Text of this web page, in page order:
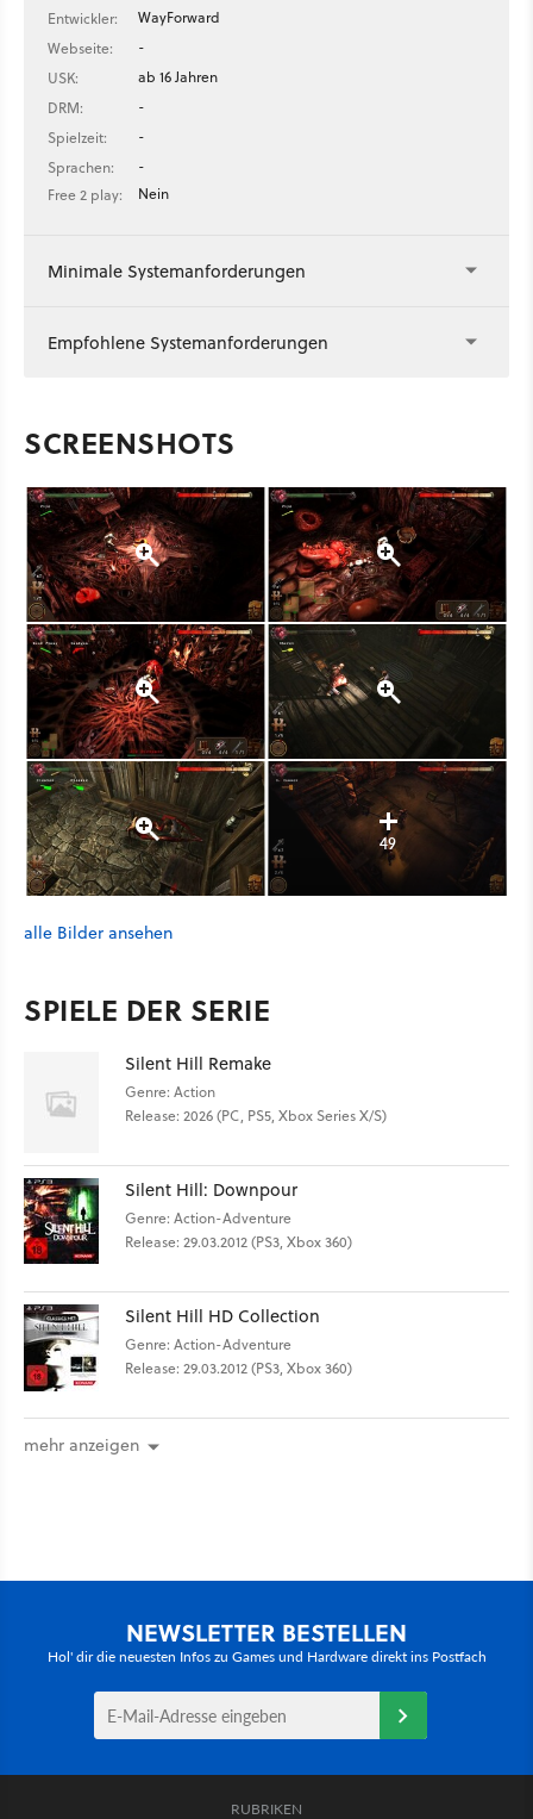
Entwickler:
WayForward
Webseite:
-
USK:
ab 16 Jahren
DRM:
-
Spielzeit:
-
Sprachen:
-
Free 2 play:
Nein
Minimale Systemanforderungen
Empfohlene Systemanforderungen
SCREENSHOTS
49
alle Bilder ansehen
SPIELE DER SERIE
Silent Hill Remake
Genre: Action
Release: 2026 (PC, PS5, Xbox Series X/S)
Silent Hill: Downpour
Genre: Action-Adventure
Release: 29.03.2012 (PS3, Xbox 360)
Silent Hill HD Collection
Genre: Action-Adventure
Release: 29.03.2012 (PS3, Xbox 360)
mehr anzeigen
NEWSLETTER BESTELLEN
Hol' dir die neuesten Infos zu Games und Hardware direkt ins Postfach
RUBRIKEN